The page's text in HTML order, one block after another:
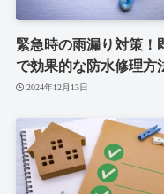
緊急時の雨漏り対策！
で効果的な防水修理方
2024年12月13日